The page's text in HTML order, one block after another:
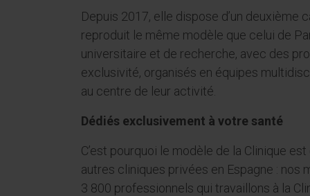
Depuis 2017, elle dispose d’un deuxième
reproduit le même modèle que celui de
universitaire et de recherche, avec des
exclusivité, organisés en équipes
au centre de leur activité.
Dédiés exclusivement à votre santé
C’est pourquoi le modèle de la Clinique
autres cliniques privées en Espagne : nos
3 800 professionnels qui travaillons à la